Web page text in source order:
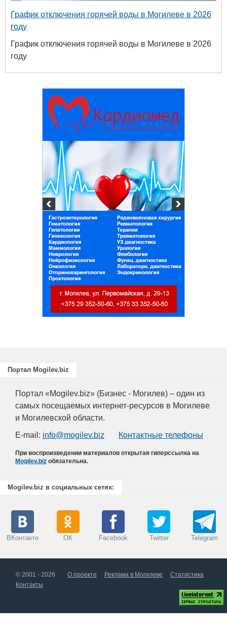
График отключения горячей воды в Могилеве в 2026
году
График отключения горячей воды в Могилеве в 2026
году
Портал Mogilev.biz
Портал «Mogilev.biz» (Бизнес - Могилев) – один из
самых посещаемых интернет-ресурсов в Могилеве
и Могилевской области.
E-mail: info@mogilev.biz Контактные телефоны
При воспроизведении материалов открытая гиперссылка на
Mogilev.biz обязательна.
Mogilev.biz в социальных сетях:
ВКонтакте ОК Facebook Twitter Telegram
© 2001 - 2026 О проекте Реклама в Могилеве
Статистика
Контакты